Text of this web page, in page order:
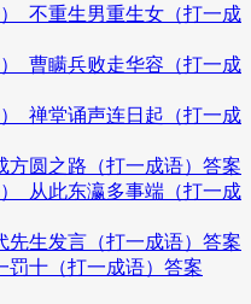
_不重生男重生女（打一成
_曹瞒兵败走华容（打一成
_禅堂诵声连日起（打一成
方圆之路（打一成语）答案
_从此东瀛多事端（打一成
先生发言（打一成语）答案
罚十（打一成语）答案